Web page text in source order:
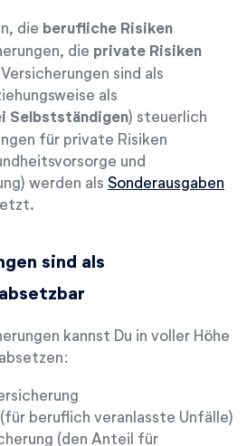
die berufliche Risiken
die private Risiken
sind als
als
Selbstständigen) steuerlich
für private Risiken
und
werden als Sonderausgaben
sind als
kannst Du in voller Höhe
absetzen:
beruflich veranlasste Unfälle)
(den Anteil für